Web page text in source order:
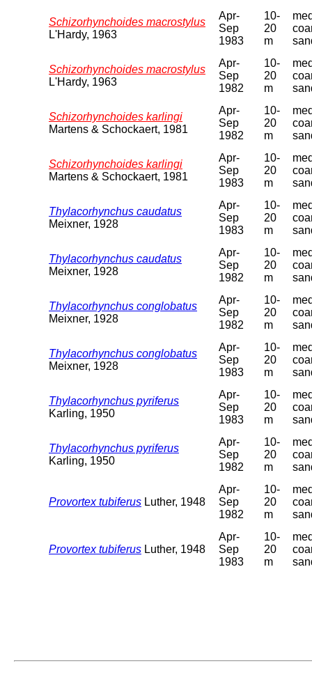
Schizorhynchoides macrostylus
L'Hardy, 1963
Apr-
Sep
1983
10-
20
m
Schizorhynchoides macrostylus
L'Hardy, 1963
Apr-
Sep
1982
10-
20
m
Schizorhynchoides karlingi
Martens & Schockaert, 1981
Apr-
Sep
1982
10-
20
m
Schizorhynchoides karlingi
Martens & Schockaert, 1981
Apr-
Sep
1983
10-
20
m
Thylacorhynchus caudatus
Meixner, 1928
Apr-
Sep
1983
10-
20
m
Thylacorhynchus caudatus
Meixner, 1928
Apr-
Sep
1982
10-
20
m
Thylacorhynchus conglobatus
Meixner, 1928
Apr-
Sep
1982
10-
20
m
Thylacorhynchus conglobatus
Meixner, 1928
Apr-
Sep
1983
10-
20
m
Thylacorhynchus pyriferus
Karling, 1950
Apr-
Sep
1983
10-
20
m
Thylacorhynchus pyriferus
Karling, 1950
Apr-
Sep
1982
10-
20
m
Provortex tubiferus Luther, 1948
Apr-
Sep
1982
10-
20
m
Provortex tubiferus Luther, 1948
Apr-
Sep
1983
10-
20
m